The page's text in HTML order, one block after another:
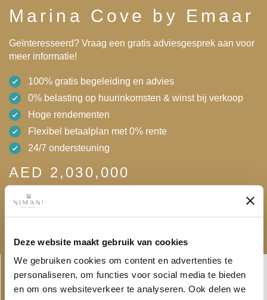
Deze website maakt gebruik van cookies
We gebruiken cookies om content en advertenties te
personaliseren, om functies voor social media te bieden
en om ons websiteverkeer te analyseren. Ook delen we
Marina Cove by Emaar
Geïnteresseerd? Vraag een gratis adviesgesprek aan voor
meer informatie!
100% gratis begeleiding en advies
0% belasting op huurinkomsten & winst bij verkoop
Hoge rendementen
Flexibel betaalplan met 0% rente
24/7 ondersteuning
AED 2,030,000
Gratis adviesgesprek
Linkedin-
in
Envelope